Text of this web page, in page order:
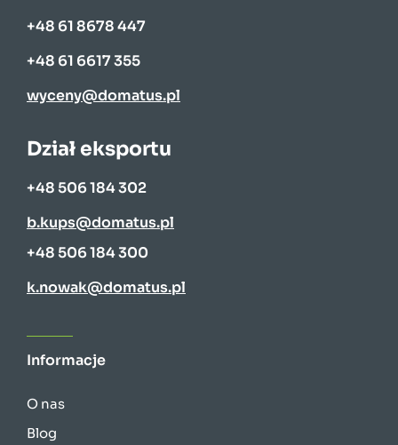
+48 61 8678 447
+48 61 6617 355
wyceny@domatus.pl
Dział eksportu
+48 506 184 302
b.kups@domatus.pl
+48 506 184 300
k.nowak@domatus.pl
Informacje
O nas
Blog